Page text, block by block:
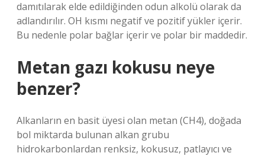
damıtılarak elde edildiğinden odun alkolü olarak da
adlandırılır. OH kısmı negatif ve pozitif yükler içerir.
Bu nedenle polar bağlar içerir ve polar bir maddedir.
Metan gazı kokusu neye
benzer?
Alkanların en basit üyesi olan metan (CH4), doğada
bol miktarda bulunan alkan grubu
hidrokarbonlardan renksiz, kokusuz, patlayıcı ve